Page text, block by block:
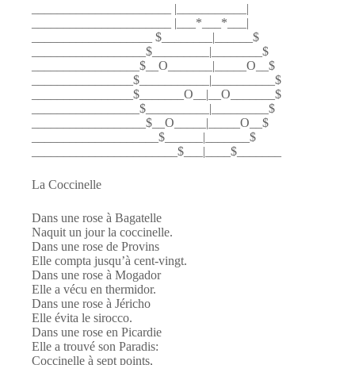
______________________ |___________|
______________________ |___*___*___|
___________________ $________|______$
__________________$_________|________$
_________________$__O_______|_____O__$
________________$___________|__________$
________________$_______O__|__O_______$
_________________$__________|_________$
__________________$__O_____|_____O__$
____________________$______|_______$
_______________________$___|____$_______
La Coccinelle
Dans une rose à Bagatelle
Naquit un jour la coccinelle.
Dans une rose de Provins
Elle compta jusqu’à cent-vingt.
Dans une rose à Mogador
Elle a vécu en thermidor.
Dans une rose à Jéricho
Elle évita le sirocco.
Dans une rose en Picardie
Elle a trouvé son Paradis:
Coccinelle à sept points,